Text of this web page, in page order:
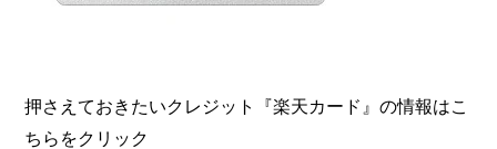
押さえておきたいクレジット『楽天カード』の情報はこ
ちらをクリック